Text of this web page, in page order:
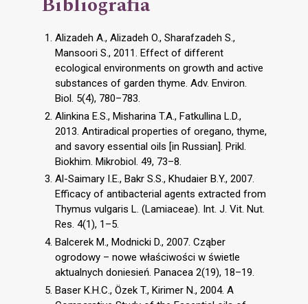
Alizadeh A., Alizadeh O., Sharafzadeh S.,
Mansoori S., 2011. Effect of different
ecological environments on growth and active
substances of garden thyme. Adv. Environ.
Biol. 5(4), 780–783.
Alinkina E.S., Misharina T.A., Fatkullina L.D.,
2013. Antiradical properties of oregano, thyme,
and savory essential oils [in Russian]. Prikl.
Biokhim. Mikrobiol. 49, 73–8.
Al-Saimary I.E., Bakr S.S., Khudaier B.Y., 2007.
Efficacy of antibacterial agents extracted from
Thymus vulgaris L. (Lamiaceae). Int. J. Vit. Nut.
Res. 4(1), 1–5.
Balcerek M., Modnicki D., 2007. Cząber
ogrodowy – nowe właściwości w świetle
aktualnych doniesień. Panacea 2(19), 18–19.
Baser K.H.C., Özek T., Kirimer N., 2004. A